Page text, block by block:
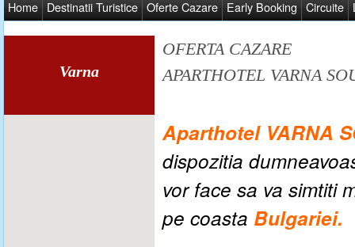
Home Destinatii Turistice Oferte Cazare Early Booking Circuite
Varna
OFERTA CAZARE
APARTHOTEL VARNA
Aparthotel VARNA
dispozitia
vor face sa va simtiti
pe coasta Bulgariei.